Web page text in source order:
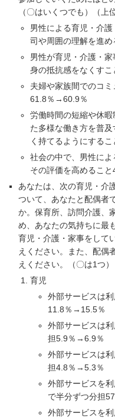
（〇はいくつでも）（上
男性による育児・介
司や周囲の理解を進
男性が育児・介護・
身の抵抗感をなくす
夫婦や家族間でのコ
61.8％→60.9％
労働時間の短縮や休
た多様な働き方を普
く持てるようにする
社会の中で、男性によ
その評価を高めるこ
あなたは、次の育児・介
ついて、あなたと配偶者
か。保育所、訪問介護、
め、あなたの気持ちに最
育児・介護・家事をして
えください。また、配偶
えください。（〇は1つ）
育児
外部サービスは
11.8％→15.5％
外部サービスは
担5.9％→6.9％
外部サービスは
担4.8％→5.3％
外部サービスを
で半分ずつ分担
外部サービスを